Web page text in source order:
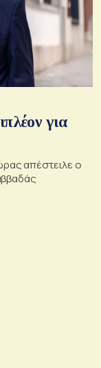
για
απέστειλε ο